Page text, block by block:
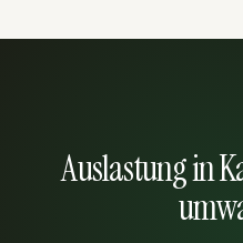
Auslastung in